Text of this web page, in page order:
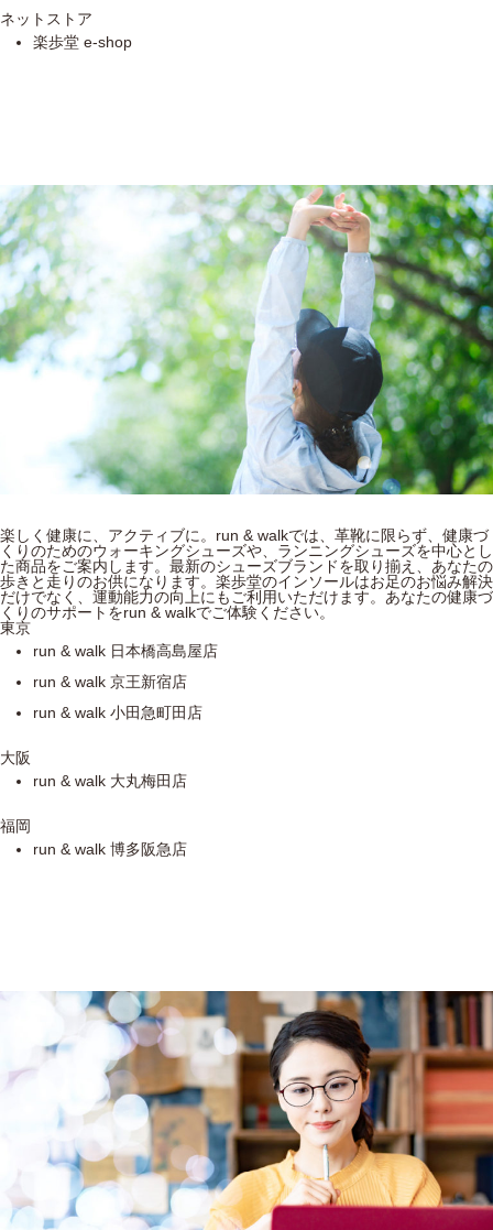
ネットストア
楽歩堂 e-shop
楽しく健康に、アクティブに。run & walkでは、革靴に限らず、健康づ
くりのためのウォーキングシューズや、ランニングシューズを中心とし
た商品をご案内します。最新のシューズブランドを取り揃え、あなたの
歩きと走りのお供になります。楽歩堂のインソールはお足のお悩み解決
だけでなく、運動能力の向上にもご利用いただけます。あなたの健康づ
くりのサポートをrun & walkでご体験ください。
東京
run & walk 日本橋高島屋店
run & walk 京王新宿店
run & walk 小田急町田店
大阪
run & walk 大丸梅田店
福岡
run & walk 博多阪急店